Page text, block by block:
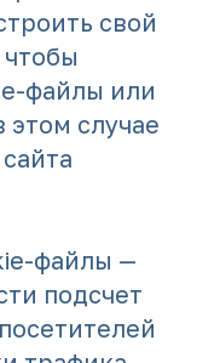
свой
файлы или
этом случае
файлы —
подсчет